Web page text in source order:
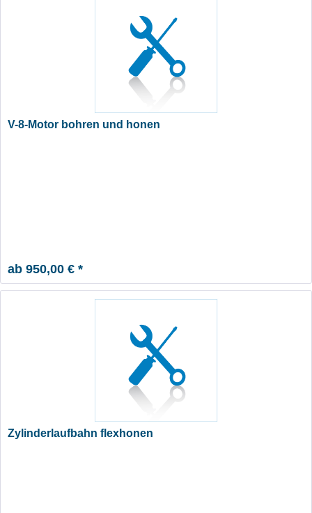
V-8-Motor bohren und honen
ab 950,00 € *
Zylinderlaufbahn flexhonen